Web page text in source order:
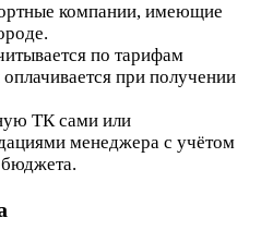
компании, имеющие
по тарифам
при получении
ТК сами или
менеджера с учётом